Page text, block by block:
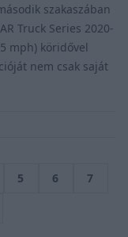
szakaszában
Truck Series 2020-
mph) köridővel
nem csak saját
5 6
7